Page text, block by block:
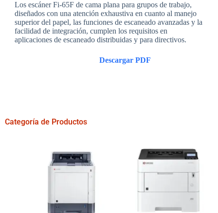
Los escáner Fi-65F de cama plana para grupos de trabajo,
diseñados con una atención exhaustiva en cuanto al manejo
superior del papel, las funciones de escaneado avanzadas y la
facilidad de integración, cumplen los requisitos en
aplicaciones de escaneado distribuidas y para directivos.
Descargar PDF
Categoría de Productos